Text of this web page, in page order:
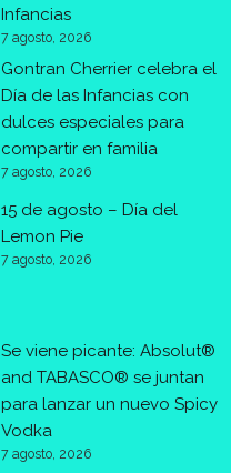
Infancias
7 agosto, 2026
Gontran Cherrier celebra el
Día de las Infancias con
dulces especiales para
compartir en familia
7 agosto, 2026
15 de agosto – Día del
Lemon Pie
7 agosto, 2026
Se viene picante: Absolut®
and TABASCO® se juntan
para lanzar un nuevo Spicy
Vodka
7 agosto, 2026